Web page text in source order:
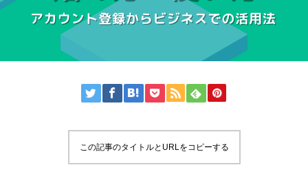
この記事のタイトルとURLをコピーする